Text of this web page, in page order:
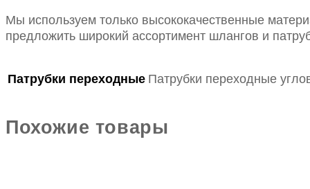
Мы используем только высококачественные
предложить широкий ассортимент шлангов и
Патрубки переходные Патрубки переходные
Похожие товары